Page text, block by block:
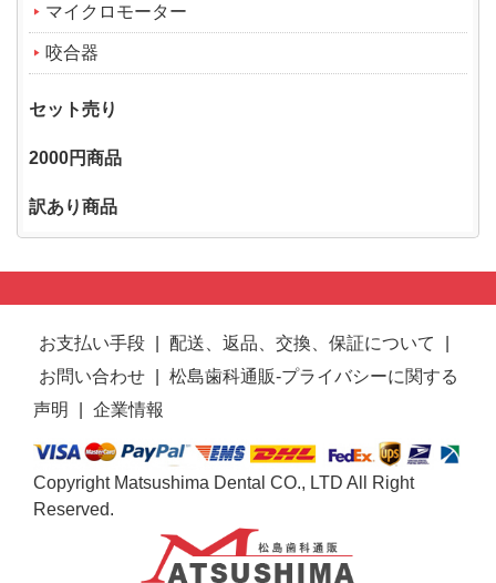
マイクロモーター
咬合器
セット売り
2000円商品
訳あり商品
お支払い手段 配送、返品、交換、保証について
お問い合わせ
松島歯科通販-プライバシーに関する
声明
企業情報
Copyright Matsushima Dental CO., LTD All Right
Reserved.